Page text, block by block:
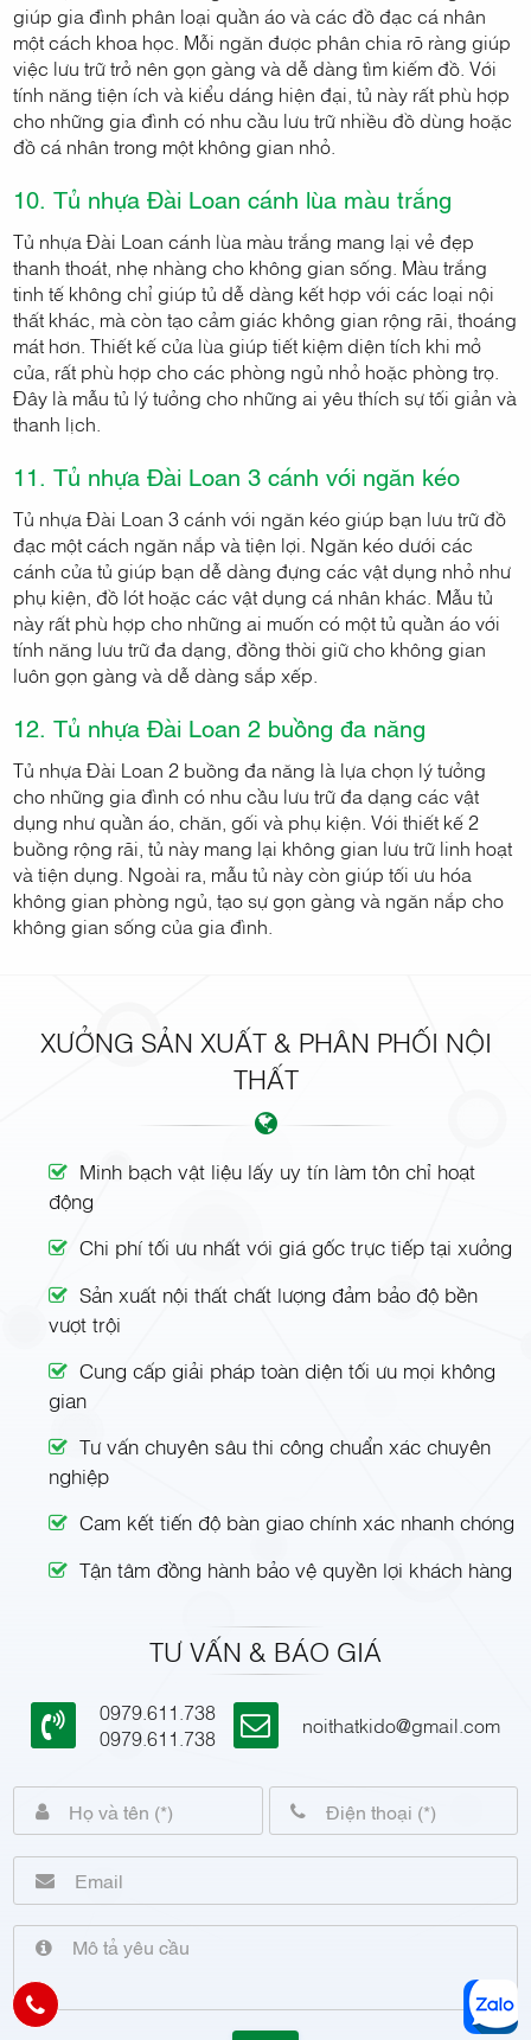
giúp gia đình phân loại quần áo và các đồ đạc cá nhân
một cách khoa học. Mỗi ngăn được phân chia rõ ràng giúp
việc lưu trữ trở nên gọn gàng và dễ dàng tìm kiếm đồ. Với
tính năng tiện ích và kiểu dáng hiện đại, tủ này rất phù hợp
cho những gia đình có nhu cầu lưu trữ nhiều đồ dùng hoặc
đồ cá nhân trong một không gian nhỏ.
10. Tủ nhựa Đài Loan cánh lùa màu trắng
Tủ nhựa Đài Loan cánh lùa màu trắng mang lại vẻ đẹp
thanh thoát, nhẹ nhàng cho không gian sống. Màu trắng
tinh tế không chỉ giúp tủ dễ dàng kết hợp với các loại nội
thất khác, mà còn tạo cảm giác không gian rộng rãi, thoáng
mát hơn. Thiết kế cửa lùa giúp tiết kiệm diện tích khi mở
cửa, rất phù hợp cho các phòng ngủ nhỏ hoặc phòng trọ.
Đây là mẫu tủ lý tưởng cho những ai yêu thích sự tối giản và
thanh lịch.
11. Tủ nhựa Đài Loan 3 cánh với ngăn kéo
Tủ nhựa Đài Loan 3 cánh với ngăn kéo giúp bạn lưu trữ đồ
đạc một cách ngăn nắp và tiện lợi. Ngăn kéo dưới các
cánh cửa tủ giúp bạn dễ dàng đựng các vật dụng nhỏ như
phụ kiện, đồ lót hoặc các vật dụng cá nhân khác. Mẫu tủ
này rất phù hợp cho những ai muốn có một tủ quần áo với
tính năng lưu trữ đa dạng, đồng thời giữ cho không gian
luôn gọn gàng và dễ dàng sắp xếp.
12. Tủ nhựa Đài Loan 2 buồng đa năng
Tủ nhựa Đài Loan 2 buồng đa năng là lựa chọn lý tưởng
cho những gia đình có nhu cầu lưu trữ đa dạng các vật
dụng như quần áo, chăn, gối và phụ kiện. Với thiết kế 2
buồng rộng rãi, tủ này mang lại không gian lưu trữ linh hoạt
và tiện dụng. Ngoài ra, mẫu tủ này còn giúp tối ưu hóa
không gian phòng ngủ, tạo sự gọn gàng và ngăn nắp cho
không gian sống của gia đình.
XƯỞNG SẢN XUẤT & PHÂN PHỐI NỘI
THẤT
Minh bạch vật liệu lấy uy tín làm tôn chỉ hoạt
động
Chi phí tối ưu nhất với giá gốc trực tiếp tại xưởng
Sản xuất nội thất chất lượng đảm bảo độ bền
vượt trội
Cung cấp giải pháp toàn diện tối ưu mọi không
gian
Tư vấn chuyên sâu thi công chuẩn xác chuyên
nghiệp
Cam kết tiến độ bàn giao chính xác nhanh chóng
Tận tâm đồng hành bảo vệ quyền lợi khách hàng
TƯ VẤN & BÁO GIÁ
0979.611.738
0979.611.738
noithatkido@gmail.com